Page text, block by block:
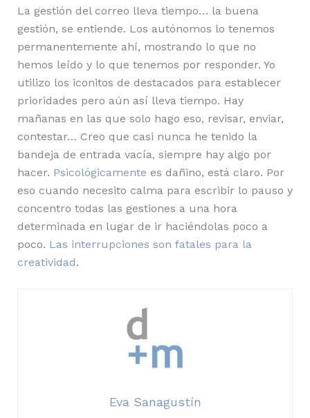
La gestión del correo lleva tiempo… la buena
gestión, se entiende. Los autónomos lo tenemos
permanentemente ahí, mostrando lo que no
hemos leído y lo que tenemos por responder. Yo
utilizo los iconitos de destacados para establecer
prioridades pero aún así lleva tiempo. Hay
mañanas en las que solo hago eso, revisar, enviar,
contestar… Creo que casi nunca he tenido la
bandeja de entrada vacía, siempre hay algo por
hacer. Psicológicamente es dañino, está claro. Por
eso cuando necesito calma para escribir lo pauso y
concentro todas las gestiones a una hora
determinada en lugar de ir haciéndolas poco a
poco. Las interrupciones son fatales para la
creatividad.
Eva Sanagustín